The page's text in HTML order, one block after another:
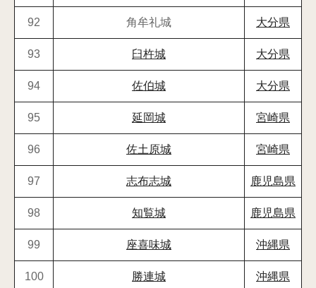
92 角牟礼城 大分県
93 臼杵城 大分県
94 佐伯城 大分県
95 延岡城 宮崎県
96 佐土原城 宮崎県
97 志布志城 鹿児島県
98 知覧城 鹿児島県
99 座喜味城 沖縄県
100 勝連城 沖縄県